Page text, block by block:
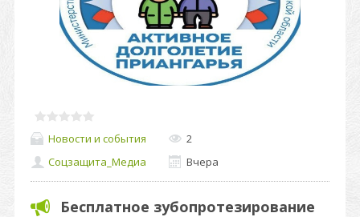
Новости и события
2
Соцзащита_Медиа
Вчера
Бесплатное зубопротезирование